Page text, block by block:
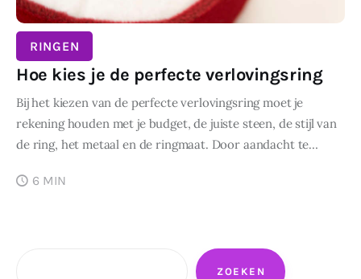
RINGEN
Hoe kies je de perfecte verlovingsring
Bij het kiezen van de perfecte verlovingsring moet je
rekening houden met je budget, de juiste steen, de stijl van
de ring, het metaal en de ringmaat. Door aandacht te…
6 MIN
ZOEKEN